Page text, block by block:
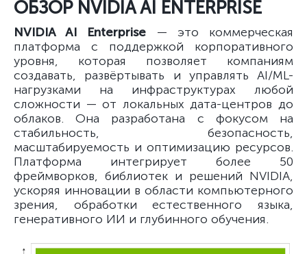
ОБЗОР NVIDIA AI ENTERPRISE
NVIDIA AI Enterprise — это коммерческая
платформа с поддержкой корпоративного
уровня, которая позволяет компаниям
создавать, развёртывать и управлять AI/ML-
нагрузками на инфраструктурах любой
сложности — от локальных дата-центров до
облаков. Она разработана с фокусом на
стабильность, безопасность,
масштабируемость и оптимизацию ресурсов.
Платформа интегрирует более 50
фреймворков, библиотек и решений NVIDIA,
ускоряя инновации в области компьютерного
зрения, обработки естественного языка,
генеративного ИИ и глубинного обучения.